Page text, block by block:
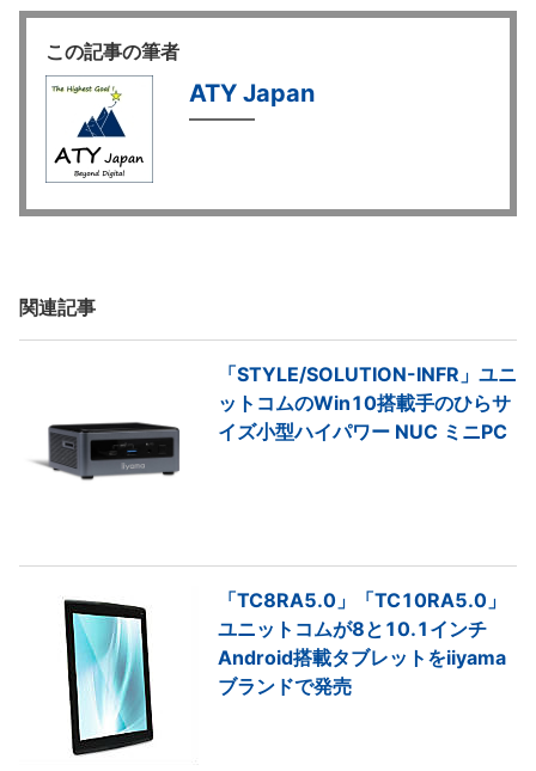
この記事の筆者
ATY Japan
関連記事
「STYLE/SOLUTION-INFR」ユニ
ットコムのWin10搭載手のひらサ
イズ小型ハイパワー NUC ミニPC
「TC8RA5.0」「TC10RA5.0」
ユニットコムが8と10.1インチ
Android搭載タブレットをiiyama
ブランドで発売